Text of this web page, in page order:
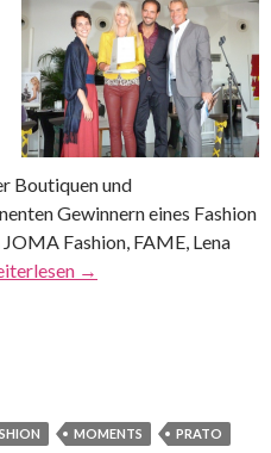
Boutiquen und
Gewinnern eines Fashion
Fashion, FAME, Lena
→
MOMENTS
PRATO